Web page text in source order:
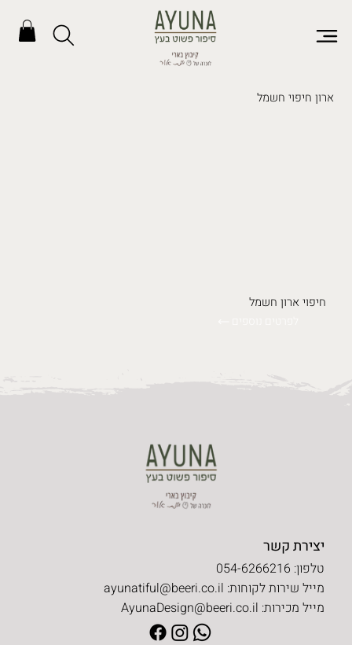
ארון חיפוי חשמל
חיפוי ארון חשמל
יצירת קשר
טלפון: 054-6266216
מייל שירות לקוחות: ayunatiful@beeri.co.il
מייל מכירות: AyunaDesign@beeri.co.il